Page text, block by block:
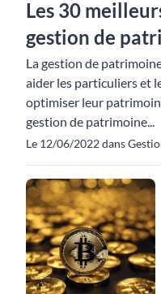
Les 30
gestion de
La gestion de
aider les particuliers et
optimiser leur
gestion de patrimoine...
Le 12/06/2022 dans